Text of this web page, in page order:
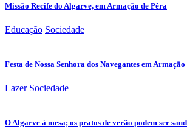
Missão Recife do Algarve, em Armação de Pêra
Educação Sociedade
Festa de Nossa Senhora dos Navegantes em Armação
Lazer Sociedade
O Algarve à mesa; os pratos de verão podem ser